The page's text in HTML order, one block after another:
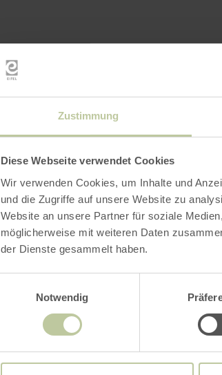
Zustimmung
Diese Webseite verwendet Cookies
Wir verwenden Cookies, um Inhalte und
und die Zugriffe auf unsere Website zu
Website an unsere Partner für soziale
möglicherweise mit weiteren Daten
der Dienste gesammelt haben.
Notwendig